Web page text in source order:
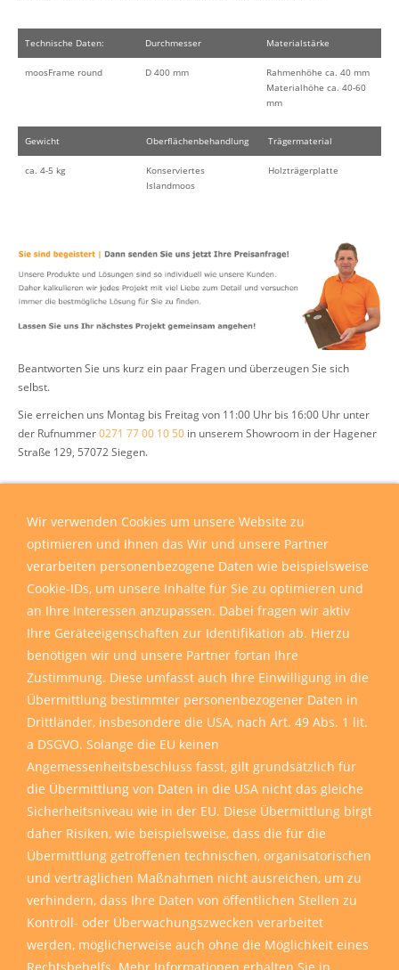
Technische Daten: Durchmesser Materialstärke
moosFrame round D 400 mm
Rahmenhöhe ca. 40 mm
Materialhöhe ca. 40-60
mm
Gewicht Oberflächenbehandlung Trägermaterial
ca. 4-5 kg
Konserviertes
Islandmoos
Holzträgerplatte
Beantworten Sie uns kurz ein paar Fragen und überzeugen Sie sich
selbst.
Sie erreichen uns Montag bis Freitag von 11:00 Uhr bis 16:00 Uhr unter
der Rufnummer0271 77 00 10 50 in unserem Showroom in der Hagener
Straße 129, 57072 Siegen.
decke wand boden
Wohnfachmarkt UG
57072 Siegen
Rufen Sie uns an0271 77001050
Wir freuen uns auf Sie uns Ihre
► Beratung vom Fachmann
►Showroom für Ideen
►Fachgerechte Montage
►Öffnungszeiten
►Referenzen
►Ihr Weg zu uns
Impressum|Haftungsausschluss|Datenschutz|AGB
Wir verwenden Cookies um unsere Website zu
optimieren und Ihnen das Wir und unsere Partner
verarbeiten personenbezogene Daten wie beispielsweise
Cookie-IDs, um unsere Inhalte für Sie zu optimieren und
an Ihre Interessen anzupassen. Dabei fragen wir aktiv
Ihre Geräteeigenschaften zur Identifikation ab. Hierzu
benötigen wir und unsere Partner fortan Ihre
Zustimmung. Diese umfasst auch Ihre Einwilligung in die
Übermittlung bestimmter personenbezogener Daten in
Drittländer, insbesondere die USA, nach Art. 49 Abs. 1 lit.
a DSGVO. Solange die EU keinen
Angemessenheitsbeschluss fasst, gilt grundsätzlich für
die Übermittlung von Daten in die USA nicht das gleiche
Sicherheitsniveau wie in der EU. Diese Übermittlung birgt
daher Risiken, wie beispielsweise, dass die für die
Übermittlung getroffenen technischen, organisatorischen
und vertraglichen Maßnahmen nicht ausreichen, um zu
verhindern, dass Ihre Daten von öffentlichen Stellen zu
Kontroll- oder Überwachungszwecken verarbeitet
werden, möglicherweise auch ohne die Möglichkeit eines